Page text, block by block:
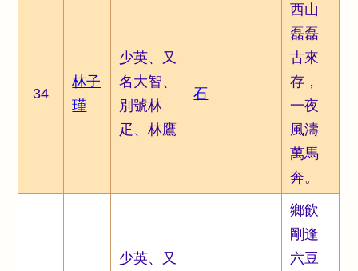
34
林子
瑾
少英、又
名大智、
別號林
疋、林鷹
石
西山
磊磊
古來
存，
一夜
風濤
萬馬
奔。
少英、又
鄉飲
剛逢
六豆